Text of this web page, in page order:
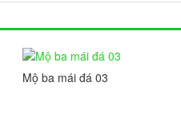
Mộ ba mái đá 03